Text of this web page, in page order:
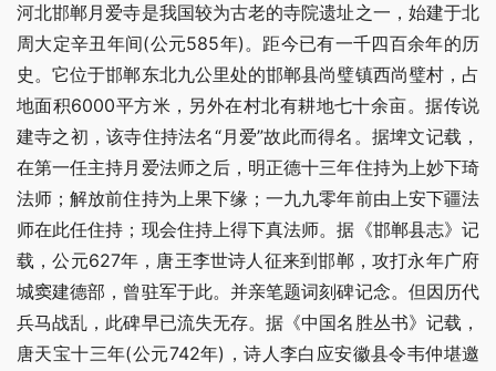
河北邯郸月爱寺是我国较为古老的寺院遗址之一，始建于北
周大定辛丑年间(公元585年)。距今已有一千四百余年的历
史。它位于邯郸东北九公里处的邯郸县尚璧镇西尚璧村，占
地面积6000平方米，另外在村北有耕地七十余亩。据传说
建寺之初，该寺住持法名“月爱”故此而得名。据埤文记载，
在第一任主持月爱法师之后，明正德十三年住持为上妙下琦
法师；解放前住持为上果下缘；一九九零年前由上安下疆法
师在此任住持；现会住持上得下真法师。据《邯郸县志》记
载，公元627年，唐王李世诗人征来到邯郸，攻打永年广府
城窦建德部，曾驻军于此。并亲笔题词刻碑记念。但因历代
兵马战乱，此碑早已流失无存。据《中国名胜丛书》记载，
唐天宝十三年(公元742年)，诗人李白应安徽县令韦仲堪邀